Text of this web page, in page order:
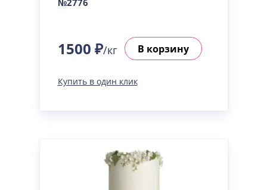
№2776
1500 ₽/кг В корзину
Купить в один клик